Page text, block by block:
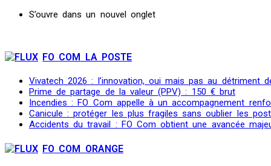
S’ouvre dans un nouvel onglet
FO COM LA POSTE
Vivatech 2026 : l’innovation, oui mais pas au détriment
Prime de partage de la valeur (PPV) : 150 € brut
Incendies : FO Com appelle à un accompagnement
Canicule : protéger les plus fragiles sans oublier les
Accidents du travail : FO Com obtient une avancée
FO COM ORANGE